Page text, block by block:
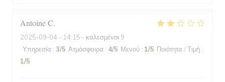
AntoineC
2025-09-04 - 14:15 - καλεσμένοι 9
Υπηρεσία : 3/5 Ατμόσφαιρα : 4/5 Μενού : 1/5 Ποιότητα / Τιμή :
1/5